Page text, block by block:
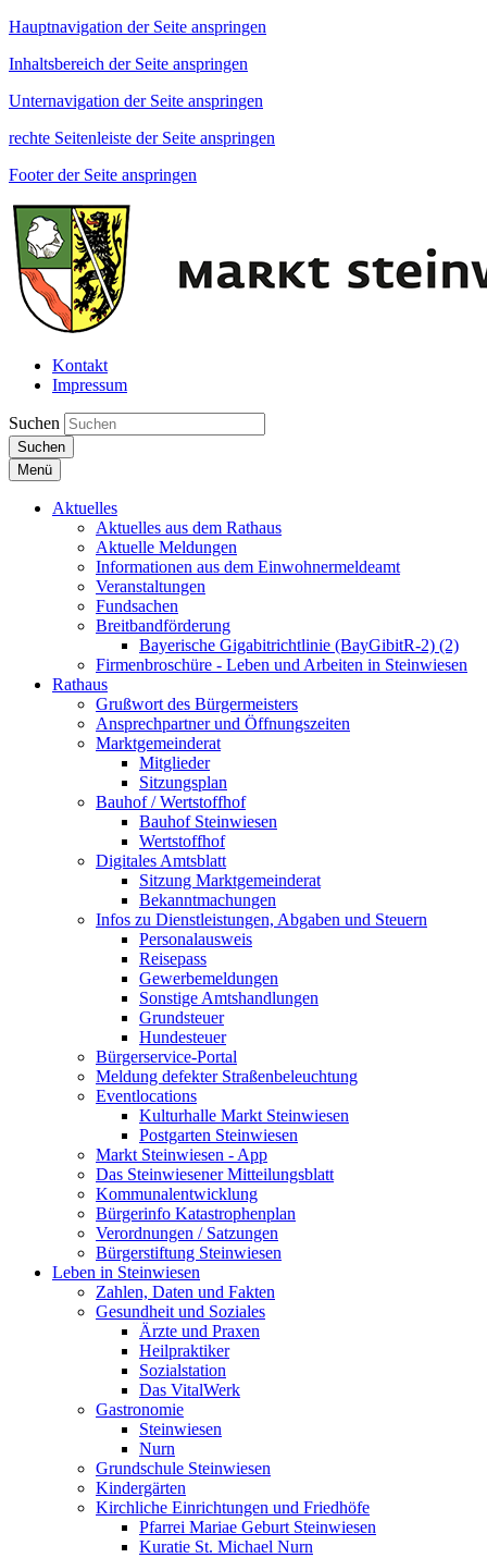
Hauptnavigation der Seite anspringen
Inhaltsbereich der Seite anspringen
Unternavigation der Seite anspringen
rechte Seitenleiste der Seite anspringen
Footer der Seite anspringen
Kontakt
Impressum
Suchen
Suchen
Menü
Aktuelles
Aktuelles aus dem Rathaus
Aktuelle Meldungen
Informationen aus dem Einwohnermeldeamt
Veranstaltungen
Fundsachen
Breitbandförderung
Bayerische Gigabitrichtlinie (BayGibitR-2) (2)
Firmenbroschüre - Leben und Arbeiten in Steinwiesen
Rathaus
Grußwort des Bürgermeisters
Ansprechpartner und Öffnungszeiten
Marktgemeinderat
Mitglieder
Sitzungsplan
Bauhof / Wertstoffhof
Bauhof Steinwiesen
Wertstoffhof
Digitales Amtsblatt
Sitzung Marktgemeinderat
Bekanntmachungen
Infos zu Dienstleistungen, Abgaben und Steuern
Personalausweis
Reisepass
Gewerbemeldungen
Sonstige Amtshandlungen
Grundsteuer
Hundesteuer
Bürgerservice-Portal
Meldung defekter Straßenbeleuchtung
Eventlocations
Kulturhalle Markt Steinwiesen
Postgarten Steinwiesen
Markt Steinwiesen - App
Das Steinwiesener Mitteilungsblatt
Kommunalentwicklung
Bürgerinfo Katastrophenplan
Verordnungen / Satzungen
Bürgerstiftung Steinwiesen
Leben in Steinwiesen
Zahlen, Daten und Fakten
Gesundheit und Soziales
Ärzte und Praxen
Heilpraktiker
Sozialstation
Das VitalWerk
Gastronomie
Steinwiesen
Nurn
Grundschule Steinwiesen
Kindergärten
Kirchliche Einrichtungen und Friedhöfe
Pfarrei Mariae Geburt Steinwiesen
Kuratie St. Michael Nurn